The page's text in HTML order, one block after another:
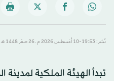
نُشر: 19:53-10 أغسطس 2026 م ـ 26 صفَر 1448 هـ
تبدأ الهيئة الملكية